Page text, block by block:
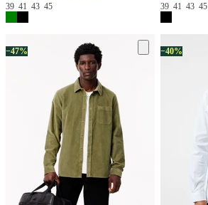
39 41 43 45 39414345
−47% −40%